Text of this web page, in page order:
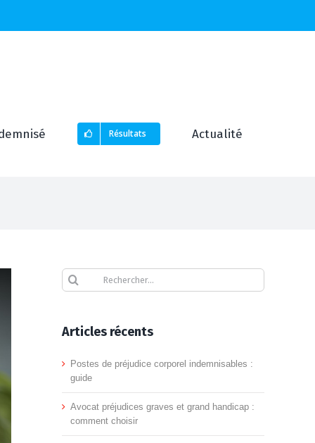
Résultats
Actualité
Rechercher
Articles récents
Postes de préjudice corporel indemnisables :
guide
Avocat préjudices graves et grand handicap :
comment choisir